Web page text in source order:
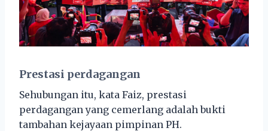
Prestasi perdagangan
Sehubungan itu, kata Faiz, prestasi
perdagangan yang cemerlang adalah bukti
tambahan kejayaan pimpinan PH.